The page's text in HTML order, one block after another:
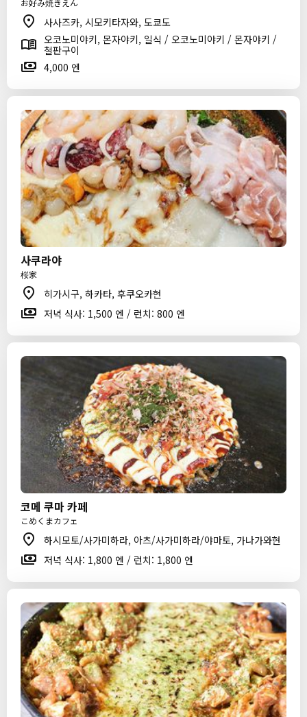
お好み焼きえん
사사즈카, 시모키타자와, 도쿄도
오코노미야키, 몬자야키, 일식 / 오코노미야키 / 몬자야키 /
철판구이
4,000 엔
사쿠라야
桜家
히가시구, 하카타, 후쿠오카현
저녁 식사: 1,500 엔 / 런치: 800 엔
코메 쿠마 카페
こめくまカフェ
하시모토/사가미하라, 아츠/사가미하라/야마토, 가나가와현
저녁 식사: 1,800 엔 / 런치: 1,800 엔